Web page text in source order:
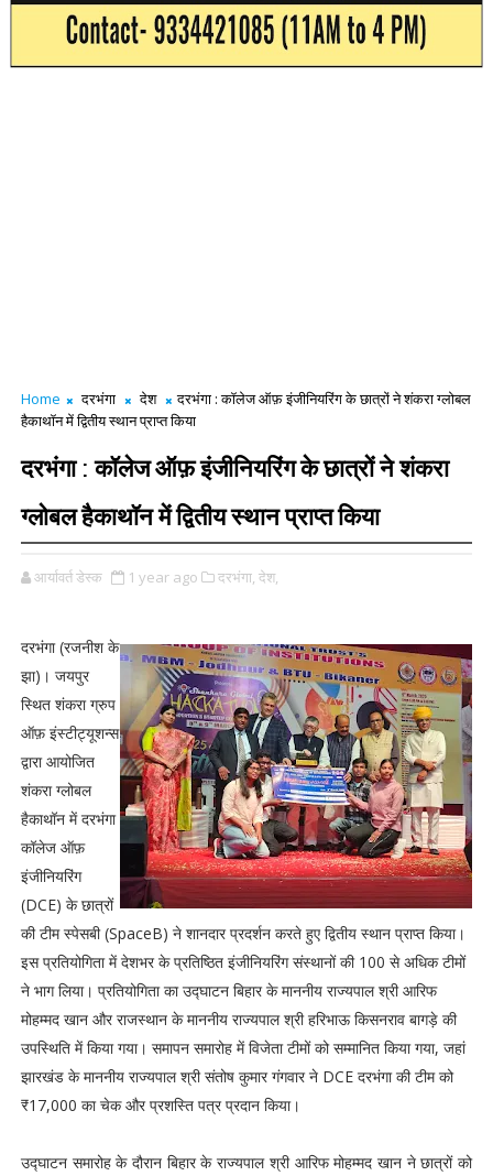
Home दरभंगा देश
दरभंगा : कॉलेज ऑफ़ इंजीनियरिंग के छात्रों ने शंकरा ग्लोबल
हैकाथॉन में द्वितीय स्थान प्राप्त किया
दरभंगा : कॉलेज ऑफ़ इंजीनियरिंग के छात्रों ने शंकरा
ग्लोबल हैकाथॉन में द्वितीय स्थान प्राप्त किया
आर्यावर्त डेस्क 1 year ago दरभंगा, देश,
दरभंगा (रजनीश के
झा)। जयपुर
स्थित शंकरा ग्रुप
ऑफ़ इंस्टीट्यूशन्स
द्वारा आयोजित
शंकरा ग्लोबल
हैकाथॉन में दरभंगा
कॉलेज ऑफ़
इंजीनियरिंग
(DCE) के छात्रों
की टीम स्पेसबी (SpaceB) ने शानदार प्रदर्शन करते हुए द्वितीय स्थान प्राप्त किया।
इस प्रतियोगिता में देशभर के प्रतिष्ठित इंजीनियरिंग संस्थानों की 100 से अधिक टीमों
ने भाग लिया। प्रतियोगिता का उद्घाटन बिहार के माननीय राज्यपाल श्री आरिफ
मोहम्मद खान और राजस्थान के माननीय राज्यपाल श्री हरिभाऊ किसनराव बागड़े की
उपस्थिति में किया गया। समापन समारोह में विजेता टीमों को सम्मानित किया गया, जहां
झारखंड के माननीय राज्यपाल श्री संतोष कुमार गंगवार ने DCE दरभंगा की टीम को
₹17,000 का चेक और प्रशस्ति पत्र प्रदान किया।
उद्घाटन समारोह के दौरान बिहार के राज्यपाल श्री आरिफ मोहम्मद खान ने छात्रों को